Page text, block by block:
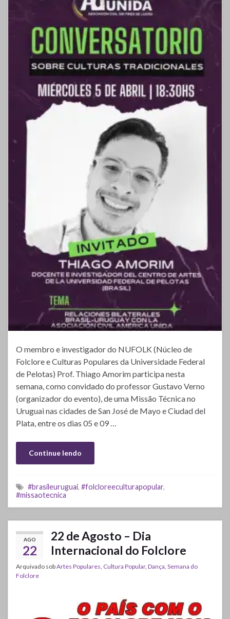
O membro e investigador do NUFOLK (Núcleo de
Folclore e Culturas Populares da Universidade Federal
de Pelotas) Prof. Thiago Amorim participa nesta
semana, como convidado do professor Gustavo Verno
(organizador do evento), de uma Missão Técnica no
Uruguai nas cidades de San José de Mayo e Ciudad del
Plata, entre os dias 05 e 09 …
Continue lendo
#brasileuruguai, #folcloreeculturapopular,
#missaotecnica
AGO
22
22 de Agosto – Dia
Internacional do Folclore
Arquivado sobArtes Populares Cultura Popular, Dança Semana do
Folclore